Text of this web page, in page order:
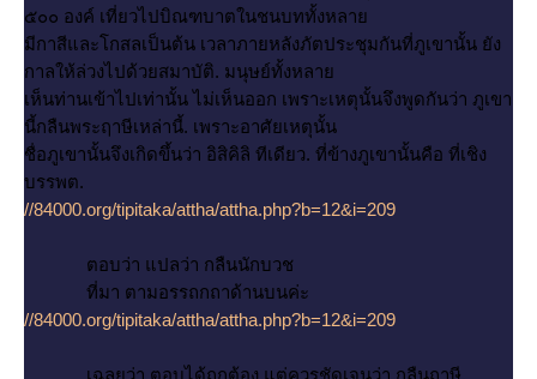
๕๐๐ องค์ เที่ยวไปบิณฑบาตในชนบททั้งหลา
มีกาสีและโกสลเป็นต้น เวลาภายหลังภัตประชุมกันที่ภูเขานั้น ยัง
กาลให้ล่วงไปด้วยสมาบัติ. มนุษย์ทั้งหลา
เห็นท่านเข้าไปเท่านั้น ไม่เห็นออก เพราะเหตุนั้นจึงพูดกันว่า ภูเขา
นี้กลืนพระฤาษีเหล่านี้. เพราะอาศัยเหตุนั้น
ชื่อภูเขานั้นจึงเกิดขึ้นว่า อิสิคิลิ ทีเดียว. ที่ข้างภูเขานั้นคือ ที่เชิง
บรรพต.
//84000.org/tipitaka/attha/attha.php?b=12&i=209
ตอบว่า แปลว่า กลืนนักบวช
ที่มา ตามอรรถกถาด้านบนค่ะ
//84000.org/tipitaka/attha/attha.php?b=12&i=209
เฉลยว่า ตอบได้ถูกต้อง แต่ควรชัดเจนว่า กลืนฤาษี.